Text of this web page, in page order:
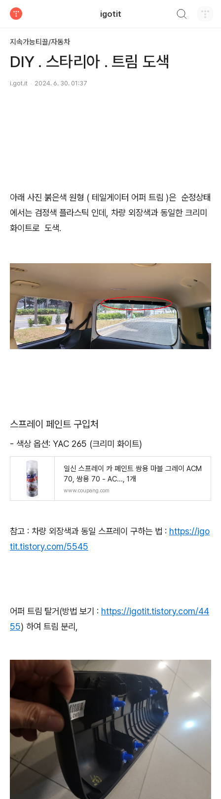
igotit
지속가능티끌/자동차
DIY . 스타리아 . 트림 도색
i.got.it 2024. 6. 30. 01:37
아래 사진 붉은색 원형 ( 테일게이터 어퍼 트림 )은 순정상태
에서는 검정색 플라스틱 인데, 차량 외장색과 동일한 크리미
화이트로 도색.
스프레이 페인트 구입처
- 색상 옵션: YAC 265 (크리미 화이트)
일신 스프레이 카 페인트 쌍용 마블 그레이 ACM
70, 쌍용 70 - AC..., 1개
www.coupang.com
참고 : 차량 외장색과 동일 스프레이 구하는 법 : https://igo
tit.tistory.com/5545
어퍼 트림 탈거(방법 보기 : https://igotit.tistory.com/44
55) 하여 트림 분리,